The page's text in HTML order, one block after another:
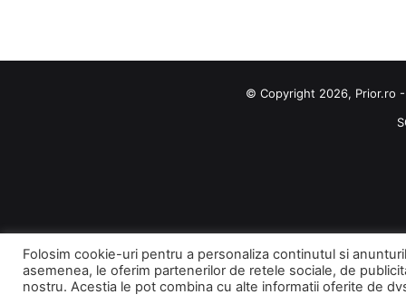
© Copyright 2026, Prior.ro
Folosim cookie-uri pentru a personaliza continutul si
asemenea, le oferim partenerilor de retele sociale, de
nostru. Acestia le pot combina cu alte informatii oferite de